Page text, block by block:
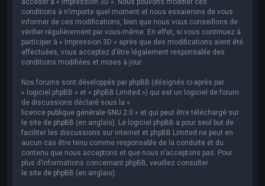
conditions à n’importe quel moment et nous essaierons de vous
informer de ces modifications, bien que nous vous conseillons de
vérifier régulièrement par vous-même. En effet, si vous continuez à
participer à « Impression 3D » après que des modifications aient été
effectuées, vous acceptez d’être légalement responsable des
conditions modifiées et mises à jour.
Nos forums sont développés par phpBB (désignés ci-après par
« logiciel phpBB » et « phpBB Limited ») qui est un logiciel de forum
de discussions déclaré sous la «
licence publique générale GNU 2.0 » et qui peut être téléchargé sur
le site de phpBB (en anglais). Le logiciel phpBB a pour seul but de
faciliter les discussions sur internet et phpBB Limited ne peut en
aucun cas être tenu comme responsable de la conduite et du
contenu que nous acceptons et que nous n’acceptons pas. Pour
plus d’informations concernant phpBB, veuillez consulter
le site de phpBB (en anglais).